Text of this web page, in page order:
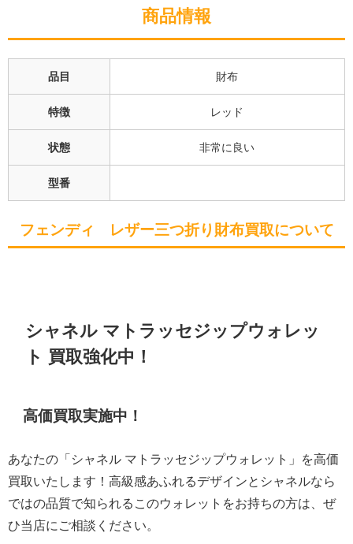
商品情報
品目 財布
特徴 レッド
状態 非常に良い
型番
フェンディ レザー三つ折り財布買取について
シャネル マトラッセジップウォレッ
ト 買取強化中！
高価買取実施中！
あなたの「シャネル マトラッセジップウォレット」を高価
買取いたします！高級感あふれるデザインとシャネルなら
ではの品質で知られるこのウォレットをお持ちの方は、ぜ
ひ当店にご相談ください。